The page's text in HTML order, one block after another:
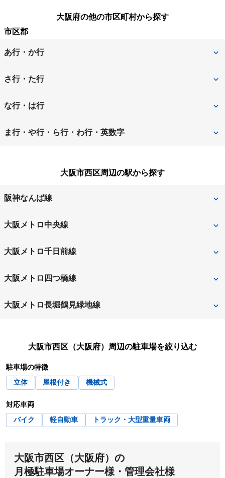
大阪府の他の市区町村から探す
市区郡
あ行・か行
池田市
泉佐野市
大阪市阿倍野区 大阪市生野区
大阪市北区
大阪市西区
大阪市平野区
大阪市港区
大阪市淀川区 貝塚市
門真市 河内長野市
さ行・た行
堺市
堺市堺区 堺市中区
堺市美原区
四條畷市
摂津市
な行・は行
寝屋川市 羽曳野市
藤井寺市
ま行・や行・ら行・わ行・英数字
箕面市
八尾市
大阪市西区周辺の駅から探す
阪神なんば線
九条
大阪メトロ中央線
九条
大阪メトロ千日前線
西長堀
大阪メトロ四つ橋線
四ツ橋
大阪メトロ長堀鶴見緑地線
西長堀
大阪市西区（大阪府） 周辺の駐車場を絞り込む
駐車場の特徴
立体
屋根付き 機械式
対応車両
バイク
軽自動車 トラック・大型重量車両
大阪市西区（大阪府）の
月極駐車場オーナー様・管理会社様